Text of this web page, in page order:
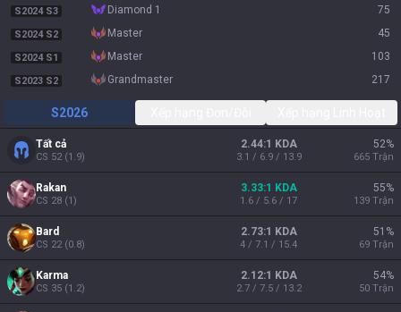
S2024 S3 diamond 1 75
S2024 S2 master 45
S2024 S1 master 103
S2023 S2 grandmaster 217
S2026
Tất cả
CS 52(1.9)
2.44:1 KDA
3.1 / 6.9 / 13.9
52%
665 Trận
Rakan
CS 28 (1)
3.33:1 KDA
1.6 / 5.6 / 17
55%
139 Trận
Bard
CS 22(0.8)
2.73:1 KDA
4 / 7.1 / 15.4
51 %
69 Trận
Karma
CS 35 (1.2)
2.12:1 KDA
2.7 / 7.5 / 13.2
54%
50 Trận